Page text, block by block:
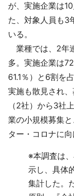
が、実施企業は
た、対象人員も3
いる。
業種では、2年
多。実施企業は
61.1％）と6割を
実施も散見され
（2社）から3社
業の小規模募集
ター・コロナに
※本調査は
示し、具体
集計した。